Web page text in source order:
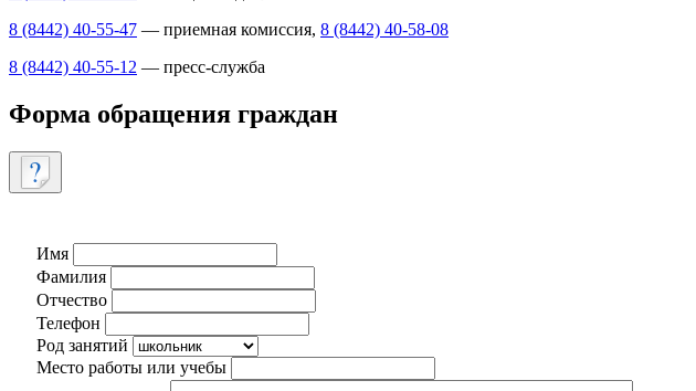
8 (8442) 40-55-47 — приемная комиссия, 8 (8442) 40-58-08
8 (8442) 40-55-12 — пресс-служба
Форма обращения граждан
Имя
Фамилия
Отчество
Телефон
Род занятий
Место работы или учебы